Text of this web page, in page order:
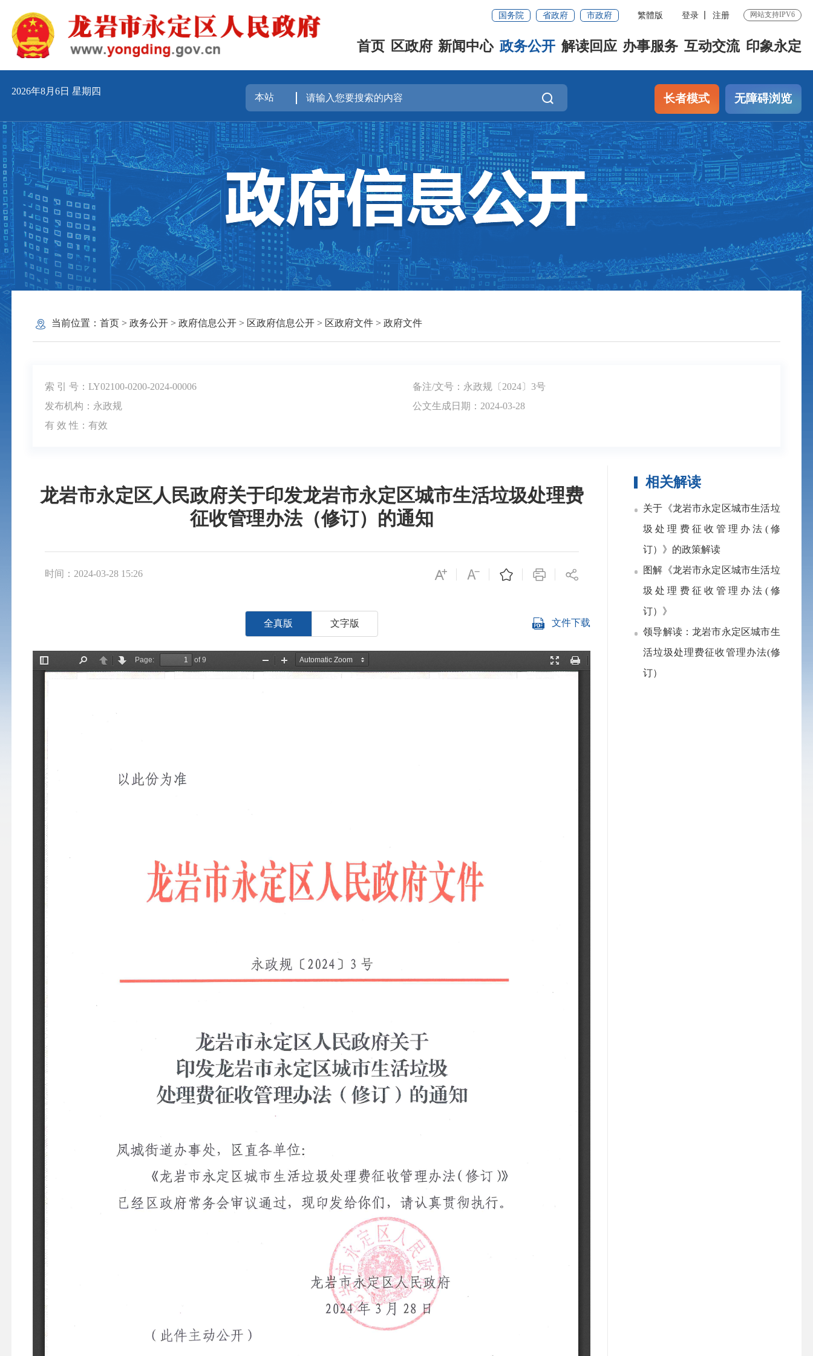
国务院 省政府 市政府 繁體版 登录 注册 网站支持IPV6
首页 区政府 新闻中心 政务公开 解读回应 办事服务 互动交流 印象永定
2026年8月6日 星期四
长者模式 无障碍浏览
当前位置： 首页> 政务公开> 政府信息公开> 区政府信息公开> 区政府文件> 政府文件
索 引 号：LY02100-0200-2024-00006
备注/文号：永政规〔2024〕3号
发布机构：永政规
公文生成日期：2024-03-28
有 效 性： 有效
龙岩市永定区人民政府关于印发龙岩市永定区城市生活垃圾处理费
征收管理办法（修订）的通知
时间：2024-03-28 15:26
全真版 文字版 文件下载
相关解读
关于《龙岩市永定区城市生活垃
圾处理费征收管理办法(修
订）》的政策解读
图解《龙岩市永定区城市生活垃
圾处理费征收管理办法(修
订）》
领导解读：龙岩市永定区城市生
活垃圾处理费征收管理办法(修
订）